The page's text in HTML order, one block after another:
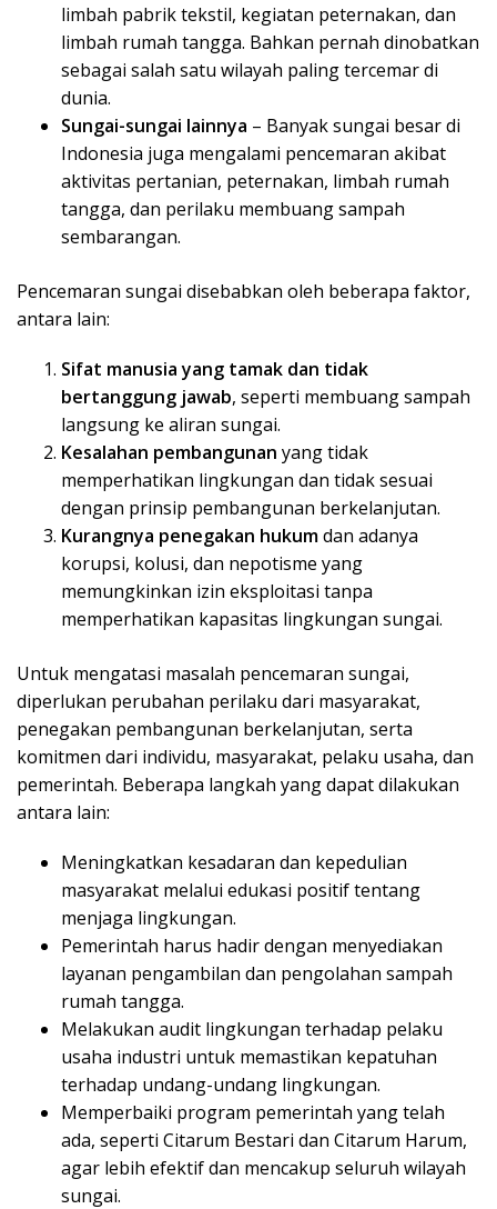
limbah pabrik tekstil, kegiatan peternakan, dan
limbah rumah tangga. Bahkan pernah dinobatkan
sebagai salah satu wilayah paling tercemar di
dunia.
Sungai-sungai lainnya – Banyak sungai besar di
Indonesia juga mengalami pencemaran akibat
aktivitas pertanian, peternakan, limbah rumah
tangga, dan perilaku membuang sampah
sembarangan.
Pencemaran sungai disebabkan oleh beberapa faktor,
antara lain:
Sifat manusia yang tamak dan tidak
bertanggung jawab, seperti membuang sampah
langsung ke aliran sungai.
Kesalahan pembangunan yang tidak
memperhatikan lingkungan dan tidak sesuai
dengan prinsip pembangunan berkelanjutan.
Kurangnya penegakan hukumdan adanya
korupsi, kolusi, dan nepotisme yang
memungkinkan izin eksploitasi tanpa
memperhatikan kapasitas lingkungan sungai.
Untuk mengatasi masalah pencemaran sungai,
diperlukan perubahan perilaku dari masyarakat,
penegakan pembangunan berkelanjutan, serta
komitmen dari individu, masyarakat, pelaku usaha, dan
pemerintah. Beberapa langkah yang dapat dilakukan
antara lain:
Meningkatkan kesadaran dan kepedulian
masyarakat melalui edukasi positif tentang
menjaga lingkungan.
Pemerintah harus hadir dengan menyediakan
layanan pengambilan dan pengolahan sampah
rumah tangga.
Melakukan audit lingkungan terhadap pelaku
usaha industri untuk memastikan kepatuhan
terhadap undang-undang lingkungan.
Memperbaiki program pemerintah yang telah
ada, seperti Citarum Bestari dan Citarum Harum,
agar lebih efektif dan mencakup seluruh wilayah
sungai.